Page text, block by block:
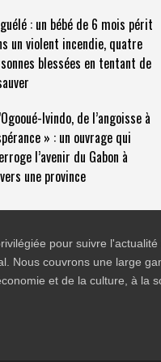
: un bébé de 6 mois périt
un violent incendie, quatre
blessées en tentant de
Ivindo, de l’angoisse à
» : un ouvrage qui
l’avenir du Gabon à
une province
pour suivre
Nous couvrons une large
et de la culture, à la